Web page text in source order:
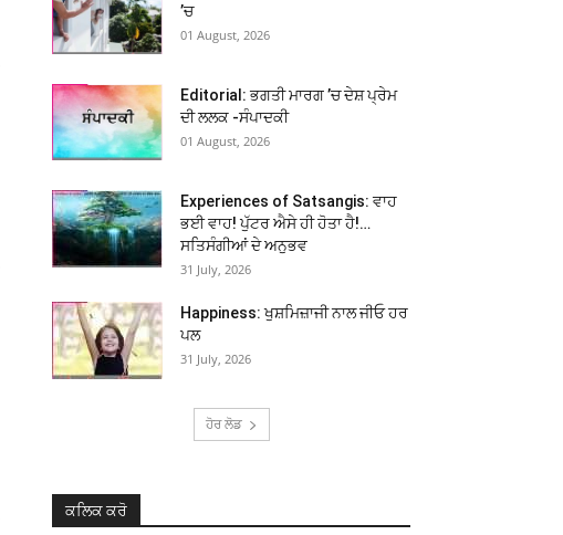
’ਚ
01 August, 2026
Editorial: ਭਗਤੀ ਮਾਰਗ ’ਚ ਦੇਸ਼ ਪ੍ਰੇਮ
ਦੀ ਲਲਕ -ਸੰਪਾਦਕੀ
01 August, 2026
Experiences of Satsangis: ਵਾਹ
ਭਈ ਵਾਹ! ਪੁੱਟਰ ਐਸੇ ਹੀ ਹੋਤਾ ਹੈ!…
ਸਤਿਸੰਗੀਆਂ ਦੇ ਅਨੁਭਵ
31 July, 2026
Happiness: ਖੁਸ਼ਮਿਜ਼ਾਜੀ ਨਾਲ ਜੀਓ ਹਰ
ਪਲ
31 July, 2026
ਹੋਰ ਲੋਡ
ਕਲਿਕ ਕਰੋ